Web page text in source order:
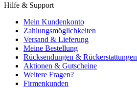
Hilfe & Support
Mein Kundenkonto
Zahlungsmöglichkeiten
Versand & Lieferung
Meine Bestellung
Rücksendungen & Rückerstattungen
Aktionen & Gutscheine
Weitere Fragen?
Firmenkunden